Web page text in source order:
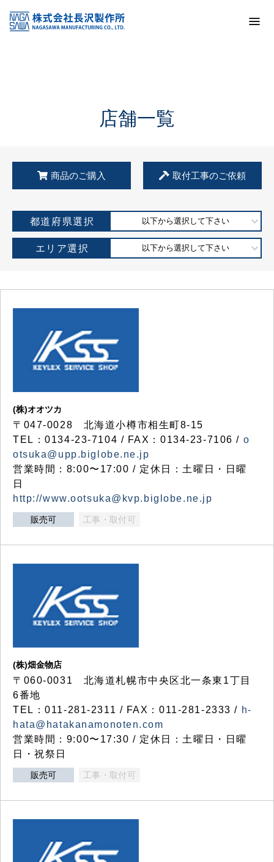
KSS加盟店・取扱店情報
店舗一覧
店舗一覧
商品のご購入 取付工事のご依頼
都道府県選択 以下から選択して下さい
エリア選択 以下から選択して下さい
(株)オオツカ
〒047-0028 北海道小樽市相生町8-15
TEL：0134-23-7104 / FAX：0134-23-7106 / o
otsuka@upp.biglobe.ne.jp
営業時間：8:00〜17:00 / 定休日：土曜日・日曜
日
http://www.ootsuka@kvp.biglobe.ne.jp
販売可 工事・取付可
(株)畑金物店
〒060-0031 北海道札幌市中央区北一条東1丁目
6番地
TEL：011-281-2311 / FAX：011-281-2333 / h-
hata@hatakanamonoten.com
営業時間：9:00〜17:30 / 定休日：土曜日・日曜
日・祝祭日
販売可 工事・取付可